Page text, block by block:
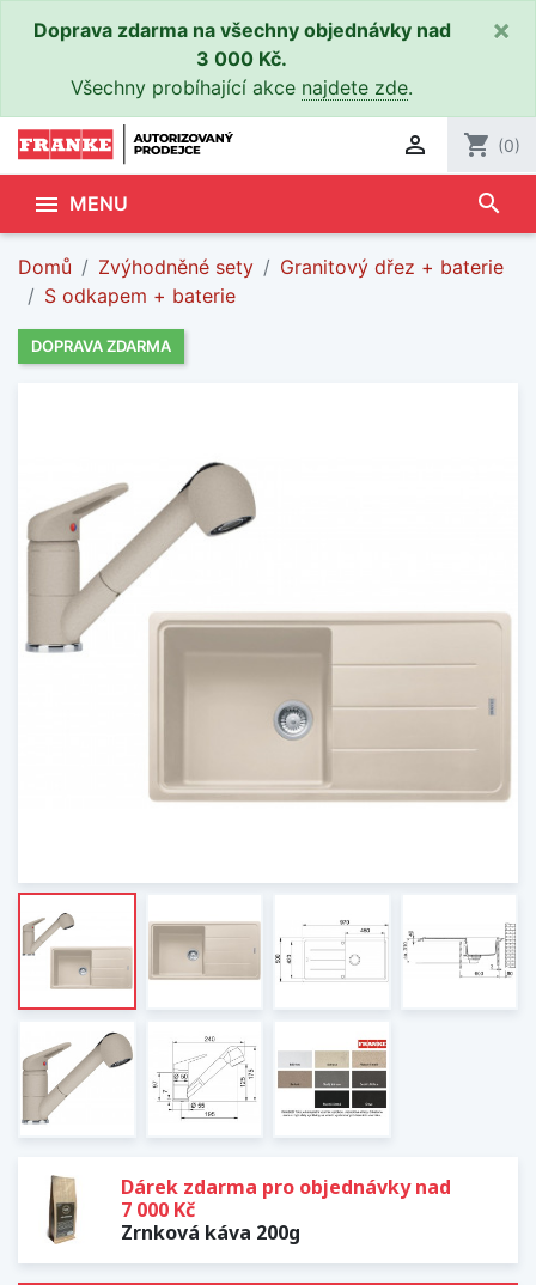
Doprava zdarma na všechny objednávky nad
3 000 Kč.
Všechny probíhající akce najdete zde.
×
 shopping_cart (0)
 MENU search
Domů Zvýhodněné sety
Granitový dřez + baterie
S odkapem + baterie
DOPRAVA ZDARMA
Dárek zdarma pro objednávky nad
7 000 Kč
Zrnková káva 200g